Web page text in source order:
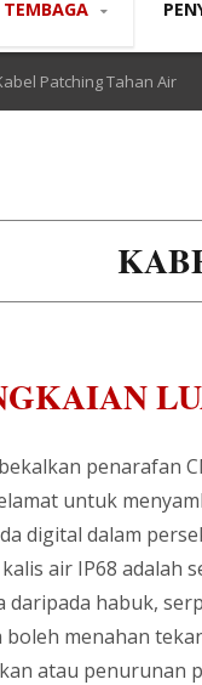
TEMBAGA
Patching Tahan Air
penarafan
untuk
digital dalam
kalis air IP68 adalah
daripada habuk,
boleh menahan
atau penurunan